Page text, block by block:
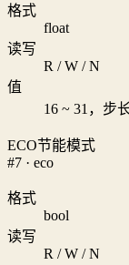
格式
float
读写
R / W / N
值
16 ~ 31，步
ECO节能模式
#7 · eco
格式
bool
读写
R / W / N